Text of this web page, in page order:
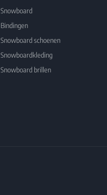
Snowboard
Bindingen
Snowboard schoenen
Snowboardkleding
Snowboard brillen